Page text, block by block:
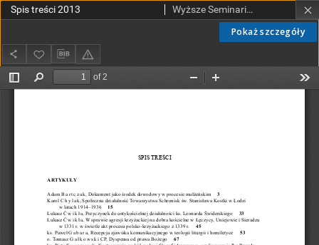
Pokaż szczegóły
Spis treści 2013 Wyższe Seminarium Duchowne w Łodzi